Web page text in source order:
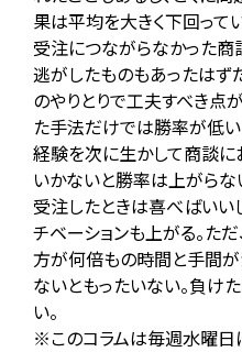
果は平均を大きく下回って
受注につながらなかった商
逃がしたものもあったはず
のやりとりで工夫すべき点
た手法だけでは勝率が低い
経験を次に生かして商談に
いかないと勝率は上がらな
受注したときは喜べばいい
チベーションも上がる。た
方が何倍もの時間と手間が
ないともったいない。負け
い。
※このコラムは毎週水曜日